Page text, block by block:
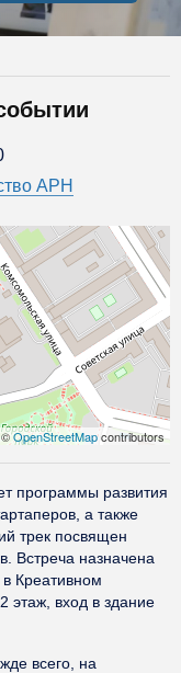
АРН
OpenStreetMapcontributors
программы развития
а также
трек посвящен
Встреча назначена
Креативном
этаж, вход в здание
всего, на